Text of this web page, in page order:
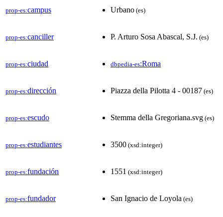
prop-es:campus Urbano (es)
prop-es:canciller P. Arturo Sosa Abascal, S.J. (es)
prop-es:ciudad dbpedia-es:Roma
prop-es:dirección Piazza della Pilotta 4 - 00187 (es)
prop-es:escudo Stemma della Gregoriana.svg (es)
prop-es:estudiantes 3500 (xsd:integer)
prop-es:fundación 1551 (xsd:integer)
prop-es:fundador San Ignacio de Loyola (es)